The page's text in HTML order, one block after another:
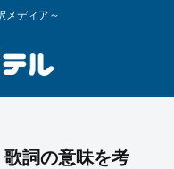
メディア～
歌詞の意味を考